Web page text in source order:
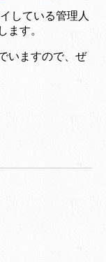
している管理人
ます。
いますので、ぜ